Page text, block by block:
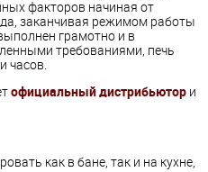
факторов начиная от
заканчивая режимом работы
грамотно и в
требованиями, печь
часов.
официальный дистрибьютор и
как в бане, так и на кухне,